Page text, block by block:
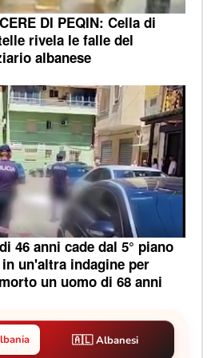
DI PEQIN: Cella di
rivela le falle del
albanese
46 anni cade dal 5° piano
un'altra indagine per
un uomo di 68 anni
🇦🇱 Albanesi